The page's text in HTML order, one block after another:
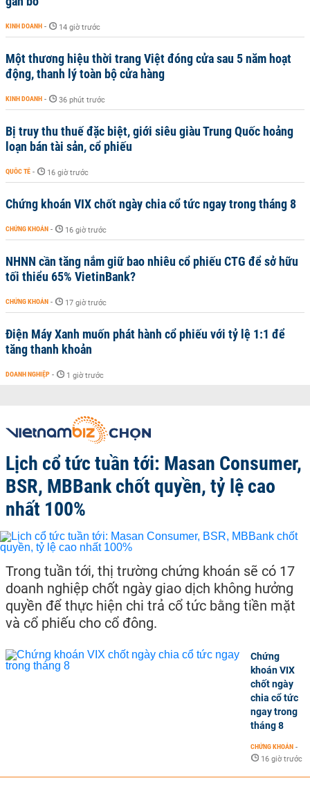
KINH DOANH - 14 giờ trước
Một thương hiệu thời trang Việt đóng cửa sau 5 năm hoạt
động, thanh lý toàn bộ cửa hàng
KINH DOANH - 36 phút trước
Bị truy thu thuế đặc biệt, giới siêu giàu Trung Quốc hoảng
loạn bán tài sản, cổ phiếu
QUỐC TẾ - 16 giờ trước
Chứng khoán VIX chốt ngày chia cổ tức ngay trong tháng 8
CHỨNG KHOÁN - 16 giờ trước
NHNN cần tăng nắm giữ bao nhiêu cổ phiếu CTG để sở hữu
tối thiểu 65% VietinBank?
CHỨNG KHOÁN - 17 giờ trước
Điện Máy Xanh muốn phát hành cổ phiếu với tỷ lệ 1:1 để
tăng thanh khoản
DOANH NGHIỆP - 1 giờ trước
Lịch cổ tức tuần tới: Masan Consumer,
BSR, MBBank chốt quyền, tỷ lệ cao
nhất 100%
Trong tuần tới, thị trường chứng khoán sẽ có 17
doanh nghiệp chốt ngày giao dịch không hưởng
quyền để thực hiện chi trả cổ tức bằng tiền mặt
và cổ phiếu cho cổ đông.
Chứng
khoán VIX
chốt ngày
chia cổ tức
ngay trong
tháng 8
CHỨNG KHOÁN -
16 giờ trước